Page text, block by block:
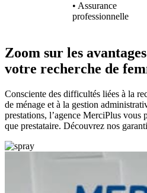
• Assurance
professionnelle
Zoom sur les
votre recherche de
Consciente des difficultés liées à la
de ménage et à la gestion
prestations, l’agence MerciPlus vous
que prestataire. Découvrez nos